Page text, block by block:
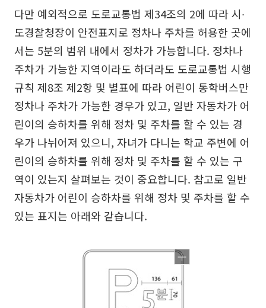
다만 예외적으로 도로교통법 제34조의 2에 따라 시∙
도경찰청장이 안전표지로 정차나 주차를 허용한 곳에
서는 5분의 범위 내에서 정차가 가능합니다. 정차나
주차가 가능한 지역이라도 하더라도 도로교통법 시행
규칙 제8조 제2항 및 별표에 따라 어린이 통학버스만
정차나 주차가 가능한 경우가 있고, 일반 자동차가 어
린이의 승하차를 위해 정차 및 주차를 할 수 있는 경
우가 나뉘어져 있으니, 자녀가 다니는 학교 주변에 어
린이의 승하차를 위해 정차 및 주차를 할 수 있는 구
역이 있는지 살펴보는 것이 중요합니다. 참고로 일반
자동차가 어린이 승하차를 위해 정차 및 주차를 할 수
있는 표지는 아래와 같습니다.